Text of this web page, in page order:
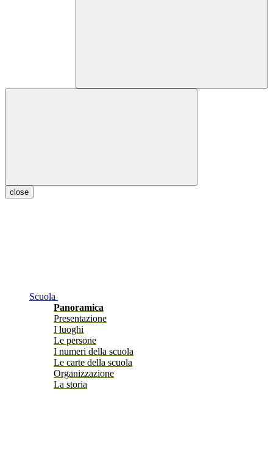
close
Scuola
Panoramica
Presentazione
I luoghi
Le persone
I numeri della scuola
Le carte della scuola
Organizzazione
La storia